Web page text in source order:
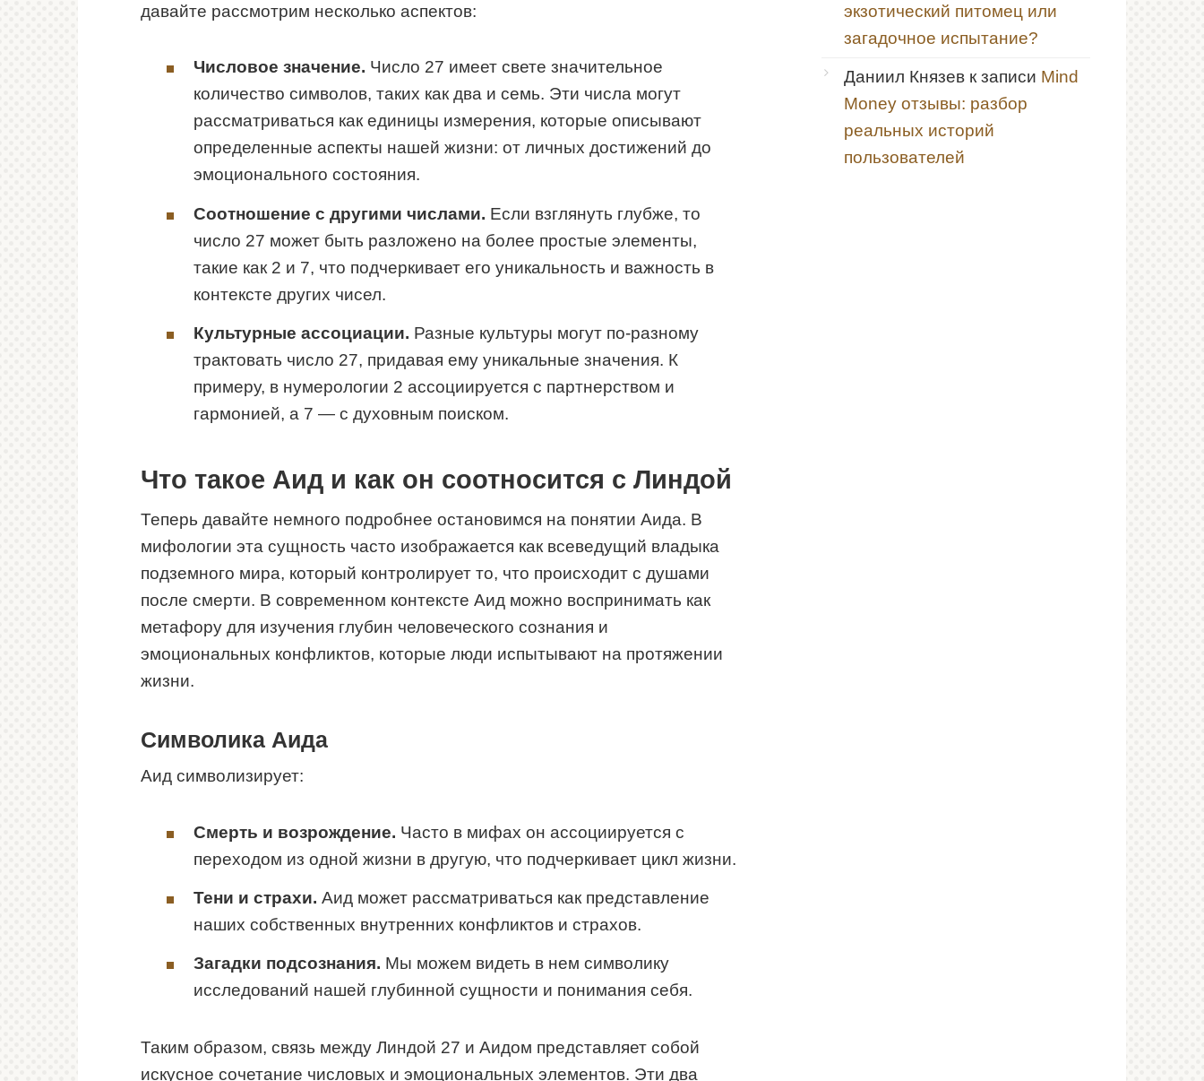
давайте рассмотрим несколько аспектов:
Числовое значение. Число 27 имеет свете значительное
количество символов, таких как два и семь. Эти числа могут
рассматриваться как единицы измерения, которые описывают
определенные аспекты нашей жизни: от личных достижений до
эмоционального состояния.
Соотношение с другими числами. Если взглянуть глубже, то
число 27 может быть разложено на более простые элементы,
такие как 2 и 7, что подчеркивает его уникальность и важность в
контексте других чисел.
Культурные ассоциации. Разные культуры могут по-разному
трактовать число 27, придавая ему уникальные значения. К
примеру, в нумерологии 2 ассоциируется с партнерством и
гармонией, а 7 — с духовным поиском.
Что такое Аид и как он соотносится с Линдой
Теперь давайте немного подробнее остановимся на понятии Аида. В
мифологии эта сущность часто изображается как всеведущий владыка
подземного мира, который контролирует то, что происходит с душами
после смерти. В современном контексте Аид можно воспринимать как
метафору для изучения глубин человеческого сознания и
эмоциональных конфликтов, которые люди испытывают на протяжении
жизни.
Символика Аида
Аид символизирует:
Смерть и возрождение. Часто в мифах он ассоциируется с
переходом из одной жизни в другую, что подчеркивает цикл жизни.
Тени и страхи. Аид может рассматриваться как представление
наших собственных внутренних конфликтов и страхов.
Загадки подсознания. Мы можем видеть в нем символику
исследований нашей глубинной сущности и понимания себя.
Таким образом, связь между Линдой 27 и Аидом представляет собой
искусное сочетание числовых и эмоциональных элементов. Эти два
экзотический питомец или
загадочное испытание?
Даниил Князев к записи Mind
Money отзывы: разбор
реальных историй
пользователей